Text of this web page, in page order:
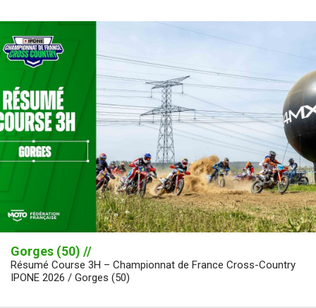
Gorges (50) //
Résumé Course 3H – Championnat de France Cross-Country
IPONE 2026 / Gorges (50)